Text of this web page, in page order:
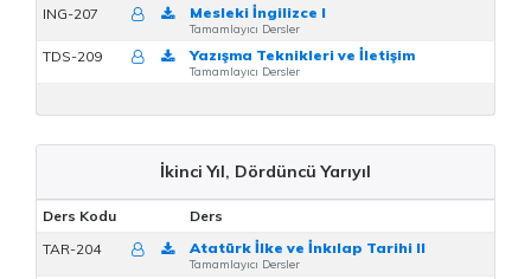
ING-207 Mesleki İngilizce I
Tamamlayıcı Dersler
TDS-209 Yazışma Teknikleri ve İletişim
Tamamlayıcı Dersler
İkinci Yıl, Dördüncü Yarıyıl
Ders Kodu
Ders
TAR-204
Atatürk İlke ve İnkılap Tarihi II
Tamamlayıcı Dersler